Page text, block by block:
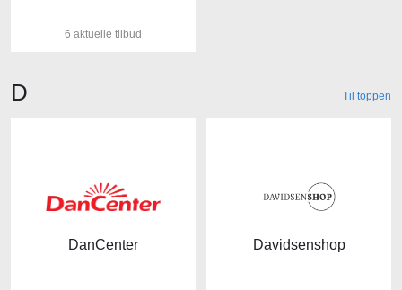
6 aktuelle tilbud
Butikker der starter med bogstavet
D Til toppen
DanCenter Davidsenshop